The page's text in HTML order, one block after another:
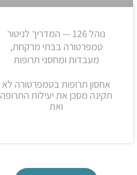
נוהל 126 — המדריך לניטור
טמפרטורה בבתי מרקחת,
מעבדות ומחסני תרופות
אחסון תרופות בטמפרטורה לא
תקינה מסכן את יעילות התרופה
ואת